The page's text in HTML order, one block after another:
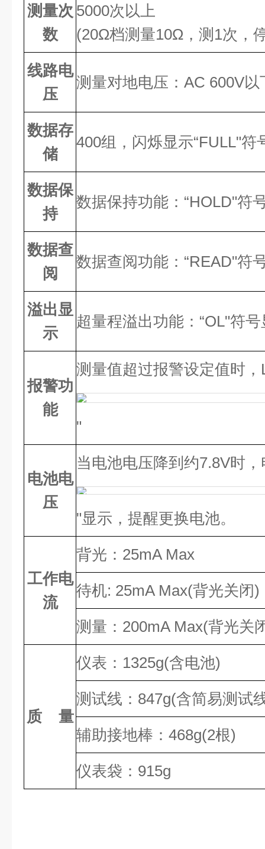
测量次
数
5000次以上
(20Ω档测量10Ω，测1次，
线路电
压
测量对地电压：AC 600V以
数据存
储
400组，闪烁显示“FULL"符
数据保
持
数据保持功能：“HOLD"符
数据查
阅
数据查阅功能：“READ"符
溢出显
示
超量程溢出功能：“OL"符
报警功
能
测量值超过报警设定值时
"
电池电
压
当电池电压降到约7.8V时
"显示，提醒更换电池。
工作电
流
背光：25mA Max
待机: 25mA Max(背光关闭)
测量：200mA Max(背光关
质 量
仪表：1325g(含电池)
测试线：847g(含简易测试
辅助接地棒：468g(2根)
仪表袋：915g